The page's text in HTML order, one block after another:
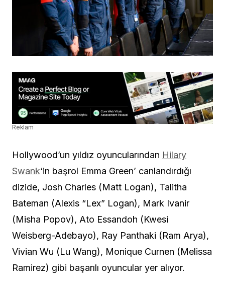
Reklam
Hollywood’un yıldız oyuncularından Hilary
Swank‘in başrol Emma Green’ canlandırdığı
dizide, Josh Charles (Matt Logan), Talitha
Bateman (Alexis “Lex” Logan), Mark Ivanir
(Misha Popov), Ato Essandoh (Kwesi
Weisberg-Adebayo), Ray Panthaki (Ram Arya),
Vivian Wu (Lu Wang), Monique Curnen (Melissa
Ramirez) gibi başarılı oyuncular yer alıyor.